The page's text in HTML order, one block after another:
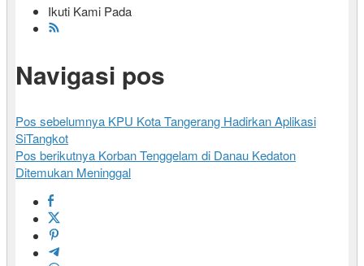
Ikuti Kami Pada
Navigasi pos
Pos sebelumnya KPU Kota Tangerang Hadirkan Aplikasi
SiTangkot
Pos berikutnya Korban Tenggelam di Danau Kedaton
Ditemukan Meninggal